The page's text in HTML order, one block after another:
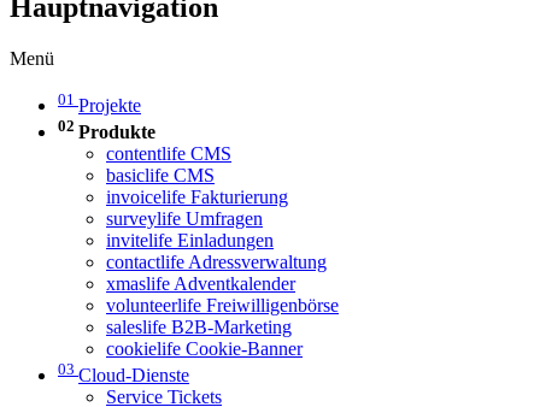
Hauptnavigation
Menü
01 Projekte
02 Produkte
contentlife CMS
basiclife CMS
invoicelife Fakturierung
surveylife Umfragen
invitelife Einladungen
contactlife Adressverwaltung
xmaslife Adventkalender
volunteerlife Freiwilligenbörse
saleslife B2B-Marketing
cookielife Cookie-Banner
03 Cloud-Dienste
Service Tickets